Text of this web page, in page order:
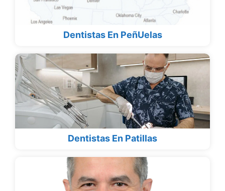
Dentistas En PeñUelas
Dentistas En Patillas